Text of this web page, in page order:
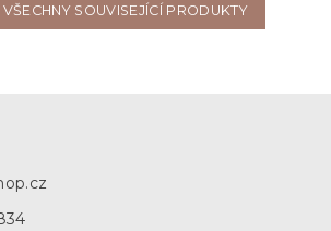
SOUVISEJÍCÍ PRODUKTY